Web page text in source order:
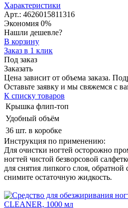
Характеристики
Арт.: 4626015811316
Экономия 0%
Нашли дешевле?
В корзину
Заказ в 1 клик
Под заказ
Заказать
Цена зависит от объема заказа.
Оставьте заявку и мы свяжемся с
К списку товаров
Крышка флип-топ
Удобный объём
36 шт. в коробке
Инструкция по применению:
Для очистки ногтей осторожно
ногтей чистой безворсовой
для снятия липкого слоя, обратной
снимите остаточную жидкость.